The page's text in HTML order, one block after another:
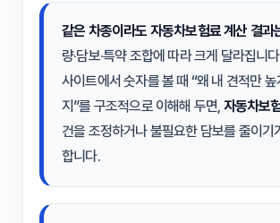
같은 차종이라도 자동차보험료 계산 결과
량·담보·특약 조합에 따라 크게 달라집니
사이트에서 숫자를 볼 때 “왜 내 견적만
지”를 구조적으로 이해해 두면, 자동차보
건을 조정하거나 불필요한 담보를 줄이기
합니다.